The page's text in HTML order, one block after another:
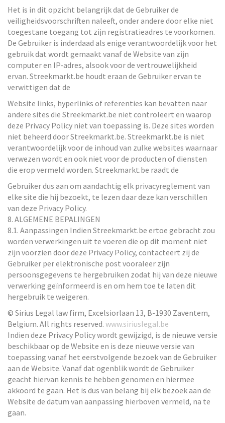
Het is in dit opzicht belangrijk dat de Gebruiker de
veiligheidsvoorschriften naleeft, onder andere door elke niet
toegestane toegang tot zijn registratieadres te voorkomen.
De Gebruiker is inderdaad als enige verantwoordelijk voor het
gebruik dat wordt gemaakt vanaf de Website van zijn
computer en IP-adres, alsook voor de vertrouwelijkheid
ervan. Streekmarkt.be houdt eraan de Gebruiker ervan te
verwittigen dat de
Website links, hyperlinks of referenties kan bevatten naar
andere sites die Streekmarkt.be niet controleert en waarop
deze Privacy Policy niet van toepassing is. Deze sites worden
niet beheerd door Streekmarkt.be. Streekmarkt.be is niet
verantwoordelijk voor de inhoud van zulke websites waarnaar
verwezen wordt en ook niet voor de producten of diensten
die erop vermeld worden. Streekmarkt.be raadt de
Gebruiker dus aan om aandachtig elk privacyreglement van
elke site die hij bezoekt, te lezen daar deze kan verschillen
van deze Privacy Policy.
8. ALGEMENE BEPALINGEN
8.1. Aanpassingen Indien Streekmarkt.be ertoe gebracht zou
worden verwerkingen uit te voeren die op dit moment niet
zijn voorzien door deze Privacy Policy, contacteert zij de
Gebruiker per elektronische post vooraleer zijn
persoonsgegevens te hergebruiken zodat hij van deze nieuwe
verwerking geïnformeerd is en om hem toe te laten dit
hergebruik te weigeren.
© Sirius Legal law firm, Excelsiorlaan 13, B-1930 Zaventem,
Belgium. All rights reserved. www.siriuslegal.be
Indien deze Privacy Policy wordt gewijzigd, is de nieuwe versie
beschikbaar op de Website en is deze nieuwe versie van
toepassing vanaf het eerstvolgende bezoek van de Gebruiker
aan de Website. Vanaf dat ogenblik wordt de Gebruiker
geacht hiervan kennis te hebben genomen en hiermee
akkoord te gaan. Het is dus van belang bij elk bezoek aan de
Website de datum van aanpassing hierboven vermeld, na te
gaan.